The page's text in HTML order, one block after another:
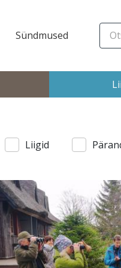
Sündmused
Liigid